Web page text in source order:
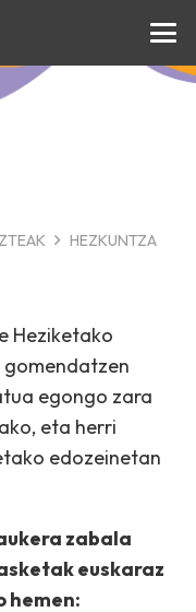
HEZKUNTZA
Heziketako
egongo zara
eta herri
edozeinetan
zabala
euskaraz
hemen: